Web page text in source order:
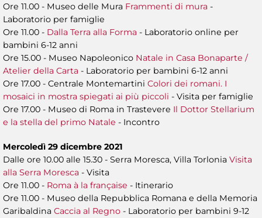
Ore 11.00 - Museo delle Mura Frammenti di mura -
Laboratorio per famiglie
Ore 11.00 - Dalla Terra alla Forma - Laboratorio online per
bambini 6-12 anni
Ore 15.00 - Museo Napoleonico Natale in Casa Bonaparte /
Atelier della Carta - Laboratorio per bambini 6-12 anni
Ore 17.00 - Centrale Montemartini Colori dei romani. I
mosaici in mostra spiegati ai più piccoli - Visita per famiglie
Ore 17.00 - Museo di Roma in Trastevere Il Dottor Stellarium
e la stella del primo Natale - Incontro
Mercoledì 29 dicembre 2021
Dalle ore 10.00 alle 15.30 - Serra Moresca, Villa Torlonia Visita
alla Serra Moresca - Visita
Ore 11.00 - Roma à la française - Itinerario
Ore 11.00 - Museo della Repubblica Romana e della Memoria
Garibaldina Caccia al Regno - Laboratorio per bambini 9-12